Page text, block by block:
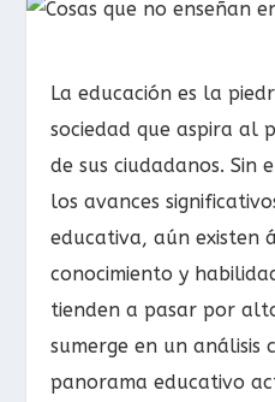
La educación es la
sociedad que aspira al
de sus ciudadanos. Sin
los avances
educativa, aún existen
conocimiento y
tienden a pasar por
sumerge en un análisis
panorama educativo